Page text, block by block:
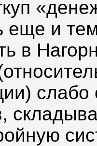
еще и
в